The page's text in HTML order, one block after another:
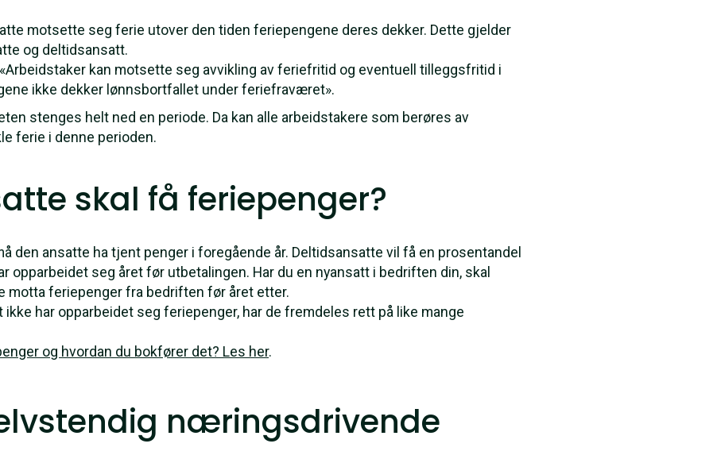
motsette seg ferie utover den tiden feriepengene deres dekker. Dette gjelder
og deltidsansatt.
kan motsette seg avvikling av feriefritid og eventuell tilleggsfritid i
ikke dekker lønnsbortfallet under feriefraværet».
stenges helt ned en periode. Da kan alle arbeidstakere som berøres av
ferie i denne perioden.
skal få feriepenger?
den ansatte ha tjent penger i foregående år. Deltidsansatte vil få en prosentandel
opparbeidet seg året før utbetalingen. Har du en nyansatt i bedriften din, skal
motta feriepenger fra bedriften før året etter.
ikke har opparbeidet seg feriepenger, har de fremdeles rett på like mange
og hvordan du bokfører det? Les her.
næringsdrivende